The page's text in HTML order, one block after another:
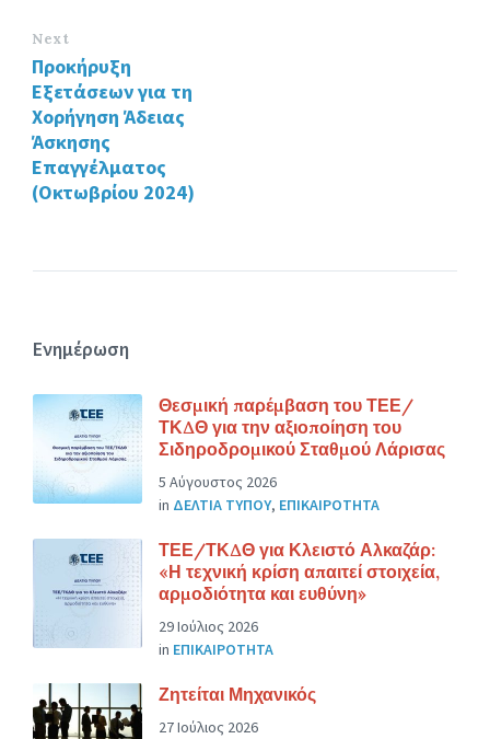
Next
Προκήρυξη
Εξετάσεων για τη
Χορήγηση Άδειας
Άσκησης
Επαγγέλματος
(Οκτωβρίου 2024)
Ενημέρωση
Θεσμική παρέμβαση του ΤΕΕ/
ΤΚΔΘ για την αξιοποίηση του
Σιδηροδρομικού Σταθμού Λάρισας
5 Αύγουστος 2026
in ΔΕΛΤΙΑ ΤΥΠΟΥ, ΕΠΙΚΑΙΡΟΤΗΤΑ
ΤΕΕ/ΤΚΔΘ για Κλειστό Αλκαζάρ:
«Η τεχνική κρίση απαιτεί στοιχεία,
αρμοδιότητα και ευθύνη»
29 Ιούλιος 2026
in ΕΠΙΚΑΙΡΟΤΗΤΑ
Ζητείται Μηχανικός
27 Ιούλιος 2026